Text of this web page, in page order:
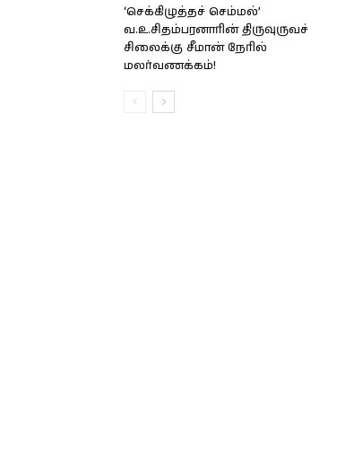
‘செக்கிழுத்தச் செம்மல்’
வ.உ.சிதம்பரனாரின் திருவுருவச்
சிலைக்கு சீமான் நேரில்
மலர்வணக்கம்!